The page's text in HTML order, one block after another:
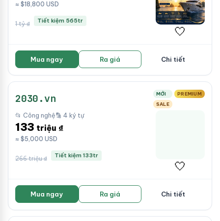
≈ $18,800 USD
1 tỷ ₫ Tiết kiệm 565tr
🤍
Mua ngay Ra giá Chi tiết
2030.vn MỚI
PREMIUM
SALE
📂 Công nghệ🔡 4 ký tự
133 triệu ₫
≈ $5,000 USD
266 triệu ₫ Tiết kiệm 133tr
🤍
Mua ngay Ra giá Chi tiết